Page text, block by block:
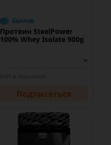
баллов
Протеин SteelPower
100% Whey Isolate 900g
Подписаться